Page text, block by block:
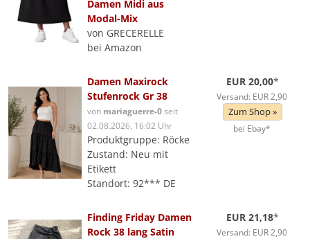
Damen Midi aus
Modal-Mix
von GRECERELLE
bei Amazon
Damen Maxirock
Stufenrock Gr 38
von mariaguerre-0seit
02.08.2026, 16:02 Uhr
Produktgruppe: Röcke
Zustand: Neu mit
Etikett
Standort: 92*** DE
EUR 20,00*
Versand: EUR 2,90
Zum Shop »
bei Ebay*
Finding Friday Damen
Rock 38 lang Satin
EUR 21,18*
Versand: EUR 2,90